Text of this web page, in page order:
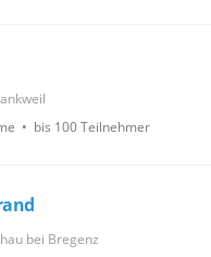
• bis 100 Teilnehmer
bei Bregenz